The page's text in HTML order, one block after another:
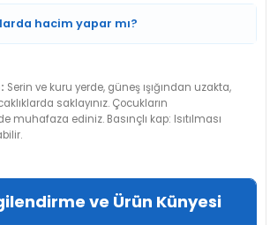
hacim yapar mı?
Serin ve kuru yerde, güneş ışığından uzakta,
saklayınız. Çocukların
muhafaza ediniz. Basınçlı kap: Isıtılması
ve Ürün Künyesi